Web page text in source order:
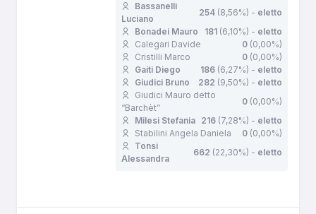
Bassanelli
Luciano
254 (8,56%) - eletto
Bonadei Mauro
181 (6,10%) - eletto
Calegari Davide
0 (0,00%)
Cristilli Marco
0 (0,00%)
Gaiti Diego
186 (6,27%) - eletto
Giudici Bruno
282 (9,50%) - eletto
Giudici Mauro detto
“Barchèt”
0 (0,00%)
Milesi Stefania 216 (7,28%) - eletto
Stabilini Angela Daniela
0 (0,00%)
Tonsi
Alessandra
662 (22,30%) - eletto